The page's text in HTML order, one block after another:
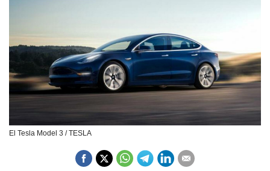
El Tesla Model 3 / TESLA